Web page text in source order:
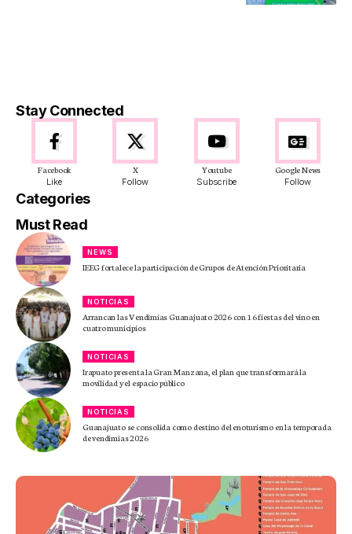
Stay Connected
Facebook
Like
X
Follow
Youtube
Subscribe
Google News
Follow
Categories
Must Read
NEWS
IEEG fortalece la participación de Grupos de Atención Prioritaria
NOTICIAS
Arrancan las Vendimias Guanajuato 2026 con 16 fiestas del vino en
cuatro municipios
NOTICIAS
Irapuato presenta la Gran Manzana, el plan que transformará la
movilidad y el espacio público
NOTICIAS
Guanajuato se consolida como destino del enoturismo en la temporada
de vendimias 2026